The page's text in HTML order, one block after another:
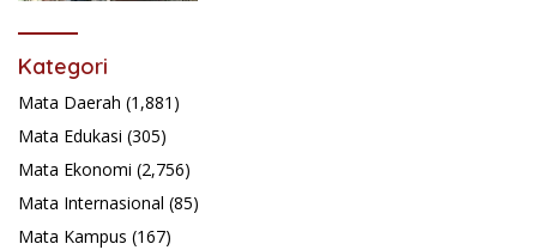
Kategori
Mata Daerah (1,881)
Mata Edukasi (305)
Mata Ekonomi (2,756)
Mata Internasional (85)
Mata Kampus (167)